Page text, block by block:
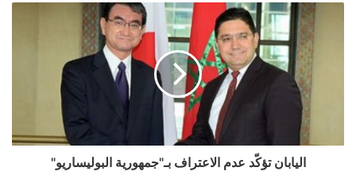
اليابان تؤكّد عدم الاعتراف بـ"جمهورية البوليساريو"